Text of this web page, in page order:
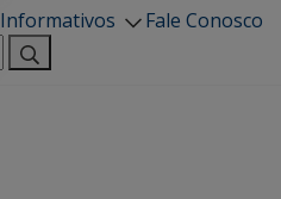
Informativos
Fale Conosco